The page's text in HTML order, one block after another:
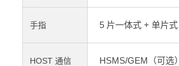
手指 5 片一体式 + 单片式
HOST 通信 HSMS/GEM（可选）